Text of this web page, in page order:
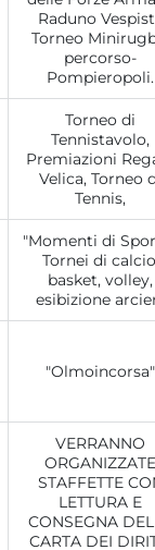
Raduno
Torneo
percorso-
Pompieropoli.
Torneo di
Tennistavolo,
Premiazioni
Velica, Torneo
Tennis,
"Momenti di
Tornei di
basket, volley,
esibizione
"Olmoincorsa"
VERRANNO
ORGANIZZATE
STAFFETTE
LETTURA E
CONSEGNA
CARTA DEI